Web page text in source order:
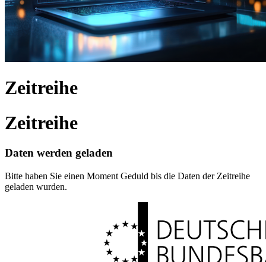
Zeitreihe
Zeitreihe
Daten werden geladen
Bitte haben Sie einen Moment Geduld bis die Daten der Zeitreihe
geladen wurden.